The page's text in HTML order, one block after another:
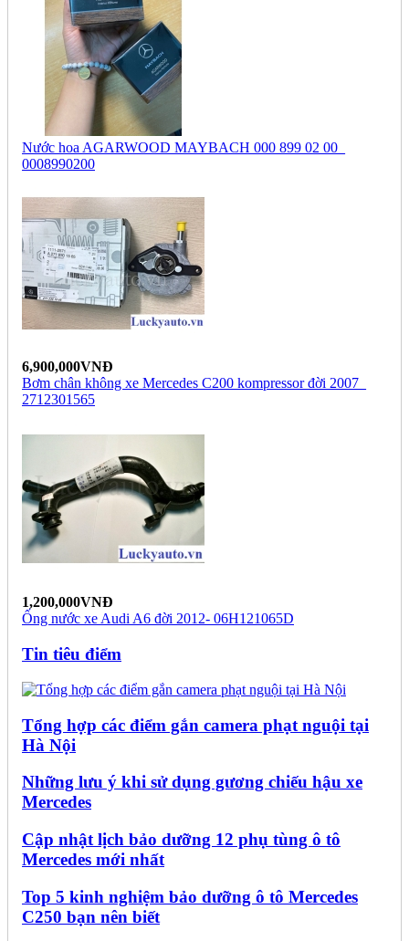
Nước hoa AGARWOOD MAYBACH 000 899 02 00_
0008990200
6,900,000VNĐ
Bơm chân không xe Mercedes C200 kompressor đời 2007_
2712301565
1,200,000VNĐ
Ống nước xe Audi A6 đời 2012- 06H121065D
Tin tiêu điểm
Tổng hợp các điểm gắn camera phạt nguội tại
Hà Nội
Những lưu ý khi sử dụng gương chiếu hậu xe
Mercedes
Cập nhật lịch bảo dưỡng 12 phụ tùng ô tô
Mercedes mới nhất
Top 5 kinh nghiệm bảo dưỡng ô tô Mercedes
C250 bạn nên biết